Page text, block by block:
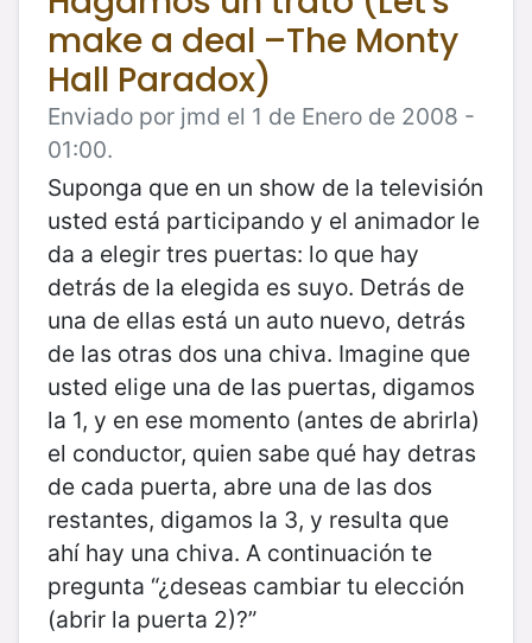
make a deal –The Monty
Hall Paradox)
Enviado por jmd el 1 de Enero de 2008 -
01:00.
Suponga que en un show de la televisión
usted está participando y el animador le
da a elegir tres puertas: lo que hay
detrás de la elegida es suyo. Detrás de
una de ellas está un auto nuevo, detrás
de las otras dos una chiva. Imagine que
usted elige una de las puertas, digamos
la 1, y en ese momento (antes de abrirla)
el conductor, quien sabe qué hay detras
de cada puerta, abre una de las dos
restantes, digamos la 3, y resulta que
ahí hay una chiva. A continuación te
pregunta “¿deseas cambiar tu elección
(abrir la puerta 2)?”